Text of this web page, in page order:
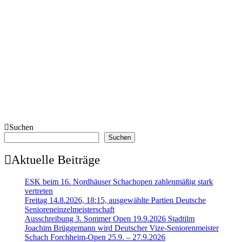
Suchen
Suchen
Aktuelle Beiträge
ESK beim 16. Nordhäuser Schachopen zahlenmäßig stark
vertreten
Freitag 14.8.2026, 18:15, ausgewählte Partien Deutsche
Senioreneinzelmeisterschaft
Ausschreibung 3. Sommer Open 19.9.2026 Stadtilm
Joachim Brüggemann wird Deutscher Vize-Seniorenmeister
Schach Forchheim-Open 25.9. – 27.9.2026